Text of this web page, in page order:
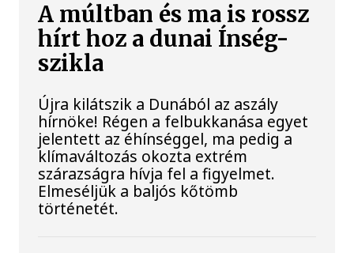
A múltban és ma is rossz
hírt hoz a dunai Ínség-
szikla
Újra kilátszik a Dunából az aszály
hírnöke! Régen a felbukkanása egyet
jelentett az éhínséggel, ma pedig a
klímaváltozás okozta extrém
szárazságra hívja fel a figyelmet.
Elmeséljük a baljós kőtömb
történetét.